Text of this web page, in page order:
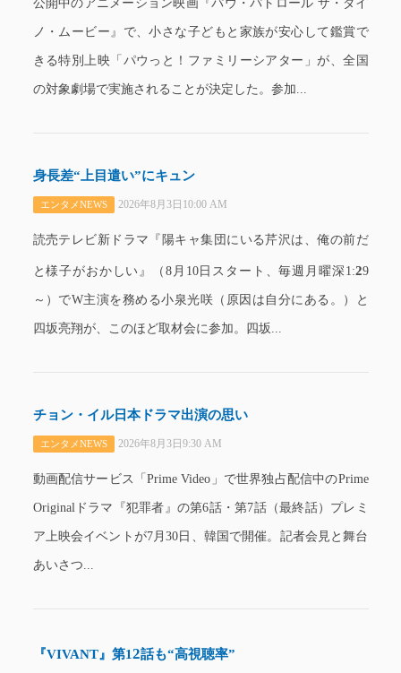
公開中のアニメーション映画『パウ・パトロール ザ・ダイ
ノ・ムービー』で、小さな子どもと家族が安心して鑑賞で
きる特別上映「パウっと！ファミリーシアター」が、全国
の対象劇場で実施されることが決定した。参加...
身長差“上目遣い”にキュン
エンタメNEWS 2026年8月3日10:00 AM
読売テレビ新ドラマ『陽キャ集団にいる芹沢は、俺の前だ
と様子がおかしい』（8月10日スタート、毎週月曜深1:29
～）でW主演を務める小泉光咲（原因は自分にある。）と
四坂亮翔が、このほど取材会に参加。四坂...
チョン・イル日本ドラマ出演の思い
エンタメNEWS 2026年8月3日9:30 AM
動画配信サービス「Prime Video」で世界独占配信中のPrime
Originalドラマ『犯罪者』の第6話・第7話（最終話）プレミ
ア上映会イベントが7月30日、韓国で開催。記者会見と舞台
あいさつ...
『VIVANT』第12話も“高視聴率”